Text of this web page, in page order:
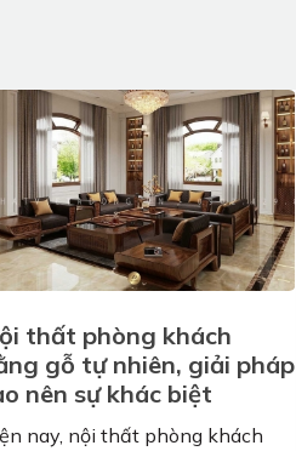
thất phòng khách
gỗ tự nhiên, giải pháp
nên sự khác biệt
nay, nội thất phòng khách